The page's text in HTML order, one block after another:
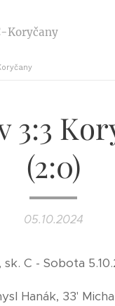
Koryčany
3:3
(2:0)
05.10.2024
C - Sobota
Hanák, 33'